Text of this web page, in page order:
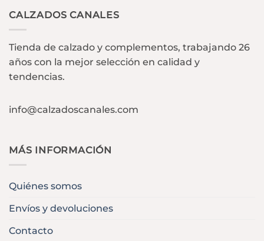
CALZADOS CANALES
Tienda de calzado y complementos, trabajando 26
años con la mejor selección en calidad y
tendencias.
info@calzadoscanales.com
MÁS INFORMACIÓN
Quiénes somos
Envíos y devoluciones
Contacto